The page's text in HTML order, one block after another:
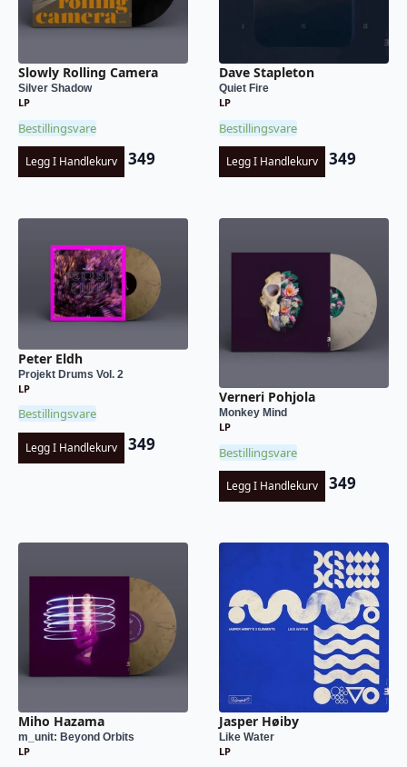
Slowly Rolling Camera
Silver Shadow
LP
Bestillingsvare
Legg I Handlekurv 349
Dave Stapleton
Quiet Fire
LP
Bestillingsvare
Legg I Handlekurv 349
Peter Eldh
Projekt Drums Vol. 2
LP
Bestillingsvare
Legg I Handlekurv 349
Verneri Pohjola
Monkey Mind
LP
Bestillingsvare
Legg I Handlekurv 349
Miho Hazama
m_unit: Beyond Orbits
LP
Jasper Høiby
Like Water
LP